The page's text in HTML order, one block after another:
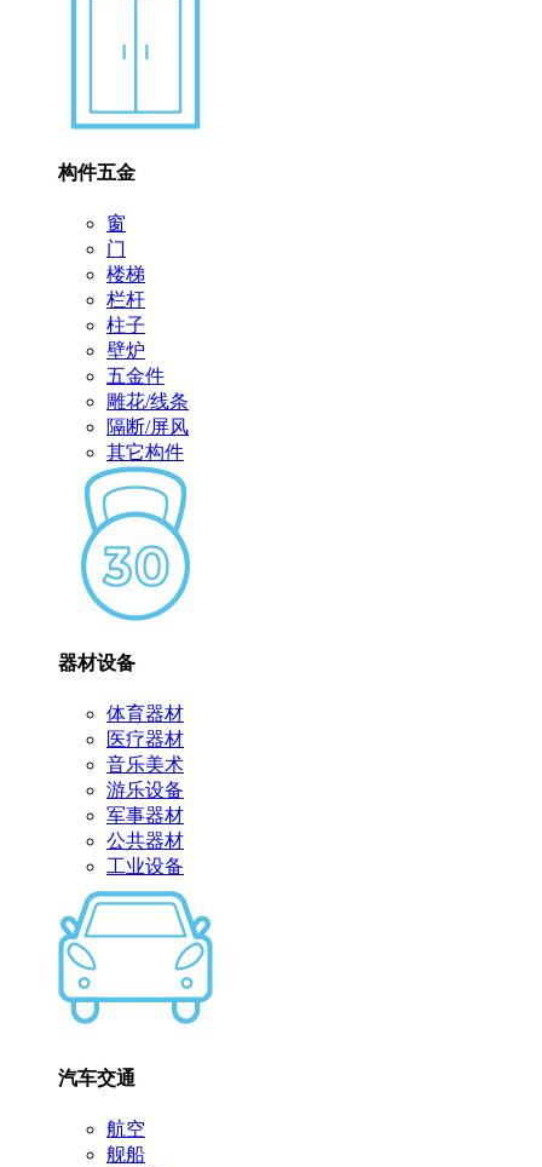
构件五金
窗
门
楼梯
栏杆
柱子
壁炉
五金件
雕花/线条
隔断/屏风
其它构件
器材设备
体育器材
医疗器材
音乐美术
游乐设备
军事器材
公共器材
工业设备
汽车交通
航空
舰船